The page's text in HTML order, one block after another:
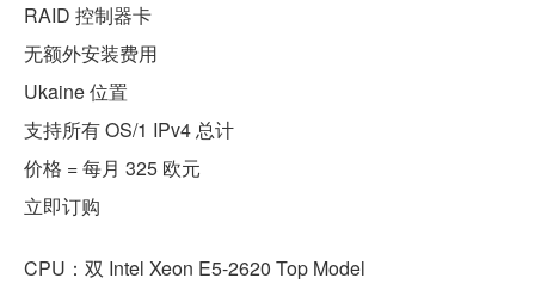
RAID 控制器卡
无额外安装费用
Ukaine 位置
支持所有 OS/1 IPv4 总计
价格 = 每月 325 欧元
立即订购
CPU：双 Intel Xeon E5-2620 Top Model